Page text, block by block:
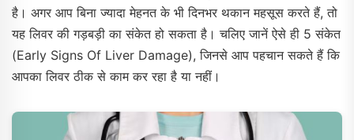
है। अगर आप बिना ज्यादा मेहनत के भी दिनभर थकान महसूस करते हैं, तो
यह लिवर की गड़बड़ी का संकेत हो सकता है। चलिए जानें ऐसे ही 5 संकेत
(Early Signs Of Liver Damage), जिनसे आप पहचान सकते हैं कि
आपका लिवर ठीक से काम कर रहा है या नहीं।